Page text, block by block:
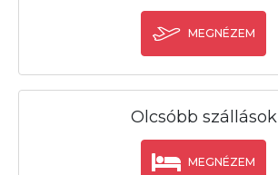
MEGNÉZEM
Olcsóbb szállások
MEGNÉZEM